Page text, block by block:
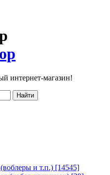
интернет-магазин!
и т.п.) [14545]